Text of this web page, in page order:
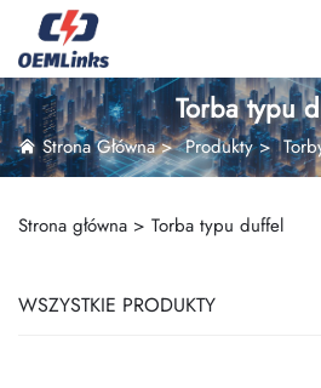
Torba typu
Strona Główna>Produkty>
Strona główna > Torba typu duffel
WSZYSTKIE PRODUKTY